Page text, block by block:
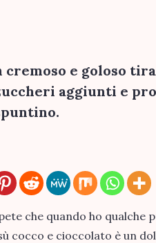
cremoso e goloso
aggiunti e
che quando ho
cocco e cioccolato è un